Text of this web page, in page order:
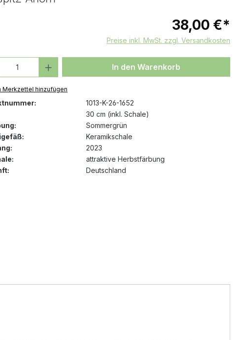
38,00 €*
Preise inkl. MwSt. zzgl. Versandkosten
Anzahl: Gib den gewünschten Wert
In den Warenkorb
Merkzettel hinzufügen
1013-K-26-1652
30 cm (inkl. Schale)
Sommergrün
Keramikschale
2023
attraktive Herbstfärbung
Deutschland